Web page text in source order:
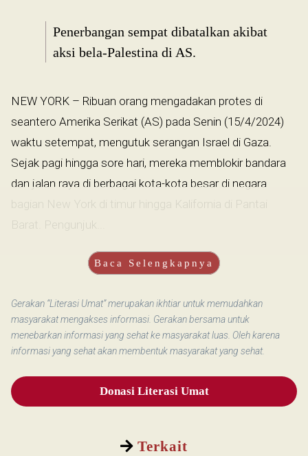
Terkait
Penerbangan sempat dibatalkan akibat
aksi bela-Palestina di AS.
NEW YORK – Ribuan orang mengadakan protes di
seantero Amerika Serikat (AS) pada Senin (15/4/2024)
waktu setempat, mengutuk serangan Israel di Gaza.
Sejak pagi hingga sore hari, mereka memblokir bandara
dan jalan raya di berbagai kota-kota besar di negara
bagian New York di timur hingga Kalifornia di Pantai
Barat. Pengunjuk...
Baca Selengkapnya
Gerakan “Literasi Umat” merupakan ikhtiar untuk memudahkan
masyarakat mengakses informasi. Gerakan bersama untuk
menebarkan informasi yang sehat ke masyarakat luas. Oleh karena
informasi yang sehat akan membentuk masyarakat yang sehat.
Donasi Literasi Umat